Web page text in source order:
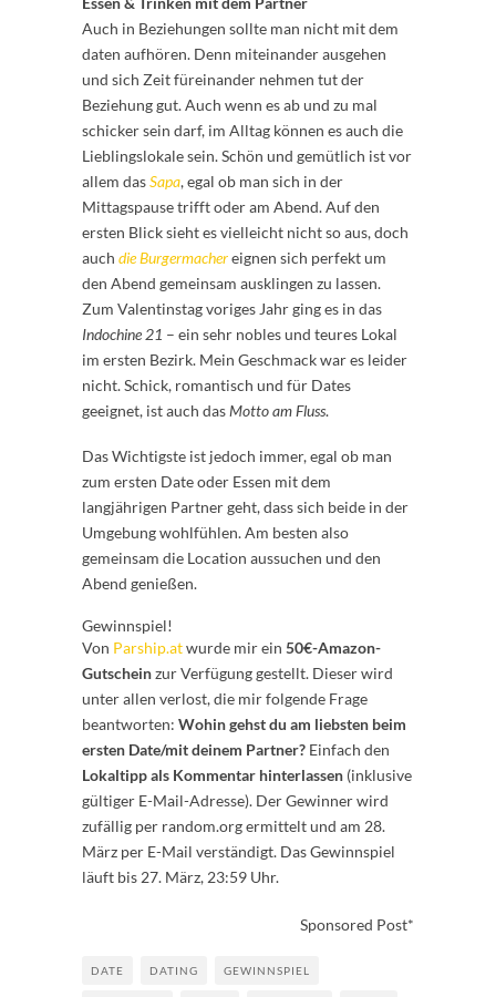
Auch in Beziehungen sollte man nicht mit dem
daten aufhören. Denn miteinander ausgehen
und sich Zeit füreinander nehmen tut der
Beziehung gut. Auch wenn es ab und zu mal
schicker sein darf, im Alltag können es auch die
Lieblingslokale sein. Schön und gemütlich ist vor
allem dasSapa, egal ob man sich in der
Mittagspause trifft oder am Abend. Auf den
ersten Blick sieht es vielleicht nicht so aus, doch
auch die Burgermachereignen sich perfekt um
den Abend gemeinsam ausklingen zu lassen.
Zum Valentinstag voriges Jahr ging es in das
Indochine 21 – ein sehr nobles und teures Lokal
im ersten Bezirk. Mein Geschmack war es leider
nicht. Schick, romantisch und für Dates
geeignet, ist auch dasMotto am Fluss.
Das Wichtigste ist jedoch immer, egal ob man
zum ersten Date oder Essen mit dem
langjährigen Partner geht, dass sich beide in der
Umgebung wohlfühlen. Am besten also
gemeinsam die Location aussuchen und den
Abend genießen.
Gewinnspiel!
Von Parship.atwurde mir ein 50€-Amazon-
Gutscheinzur Verfügung gestellt. Dieser wird
unter allen verlost, die mir folgende Frage
beantworten: Wohin gehst du am liebsten beim
ersten Date/mit deinem Partner? Einfach den
Lokaltipp als Kommentar hinterlassen (inklusive
gültiger E-Mail-Adresse). Der Gewinner wird
zufällig per random.org ermittelt und am 28.
März per E-Mail verständigt. Das Gewinnspiel
läuft bis 27. März, 23:59 Uhr.
Sponsored Post*
DATE DATING GEWINNSPIEL